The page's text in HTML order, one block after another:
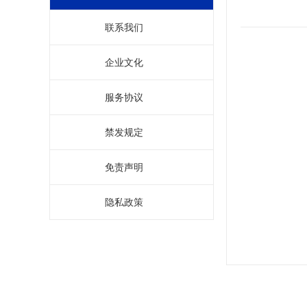
联系我们
企业文化
服务协议
禁发规定
免责声明
隐私政策